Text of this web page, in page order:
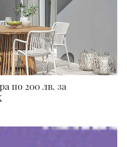
по 200 лв. за